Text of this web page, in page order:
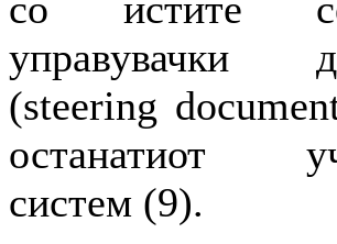
управувачки
(steering
останатиот
систем (9).